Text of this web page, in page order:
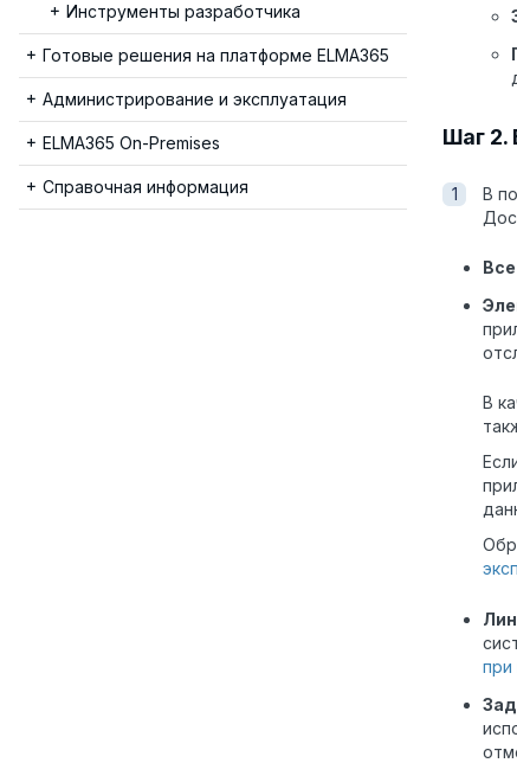
Инструменты разработчика
Готовые решения на платформе ELMA365
Администрирование и эксплуатация
ELMA365 On-Premises
Справочная информация
Шаг 2.
В
В
при